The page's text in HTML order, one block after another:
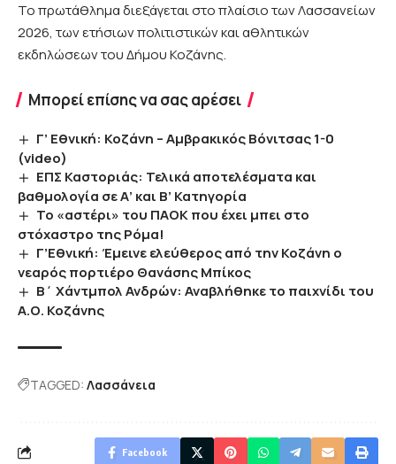
Το πρωτάθλημα διεξάγεται στο πλαίσιο των Λασσανείων
2026, των ετήσιων πολιτιστικών και αθλητικών
εκδηλώσεων του Δήμου Κοζάνης.
Μπορεί επίσης να σας αρέσει
Γ’ Εθνική: Κοζάνη – Αμβρακικός Βόνιτσας 1-0
(video)
ΕΠΣ Καστοριάς: Τελικά αποτελέσματα και
βαθμολογία σε Α’ και Β’ Κατηγορία
Το «αστέρι» του ΠΑΟΚ που έχει μπει στο
στόχαστρο της Ρόμα!
Γ’Εθνική: Έμεινε ελεύθερος από την Κοζάνη ο
νεαρός πορτιέρο Θανάσης Μπίκος
Β΄ Χάντμπολ Ανδρών: Αναβλήθηκε το παιχνίδι του
Α.Ο. Κοζάνης
TAGGED: Λασσάνεια
Facebook